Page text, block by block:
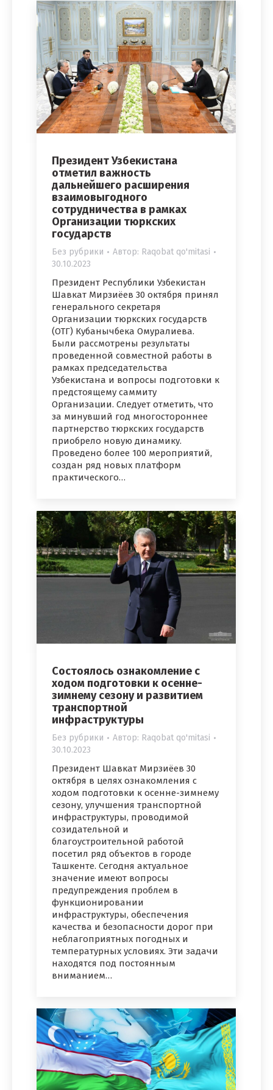
Президент Узбекистана
отметил важность
дальнейшего расширения
взаимовыгодного
сотрудничества в рамках
Организации тюркских
государств
Без рубрики Автор: Raqobat qo'mitasi
30.10.2023
Президент Республики Узбекистан
Шавкат Мирзиёев 30 октября принял
генерального секретаря
Организации тюркских государств
(ОТГ) Кубанычбека Омуралиева.
Были рассмотрены результаты
проведенной совместной работы в
рамках председательства
Узбекистана и вопросы подготовки к
предстоящему саммиту
Организации. Следует отметить, что
за минувший год многостороннее
партнерство тюркских государств
приобрело новую динамику.
Проведено более 100 мероприятий,
создан ряд новых платформ
практического…
Состоялось ознакомление с
ходом подготовки к осенне-
зимнему сезону и развитием
транспортной
инфраструктуры
Без рубрики Автор: Raqobat qo'mitasi
30.10.2023
Президент Шавкат Мирзиёев 30
октября в целях ознакомления с
ходом подготовки к осенне-зимнему
сезону, улучшения транспортной
инфраструктуры, проводимой
созидательной и
благоустроительной работой
посетил ряд объектов в городе
Ташкенте. Сегодня актуальное
значение имеют вопросы
предупреждения проблем в
функционировании
инфраструктуры, обеспечения
качества и безопасности дорог при
неблагоприятных погодных и
температурных условиях. Эти задачи
находятся под постоянным
вниманием…